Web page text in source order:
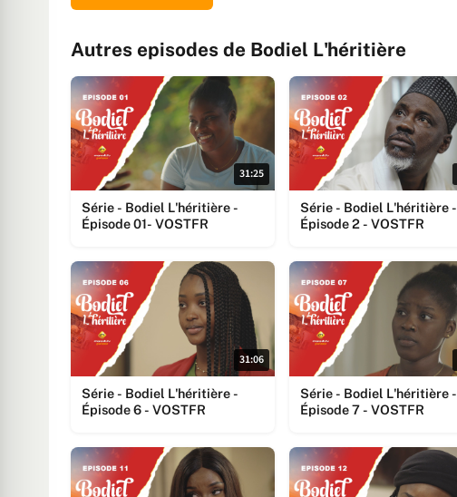
Autres episodes de Bodiel L'héritière
31:25
Série - Bodiel L'héritière -
Épisode 01- VOSTFR
Série - Bodiel L'héritière -
Épisode 2 - VOSTFR
31:06
Série - Bodiel L'héritière -
Épisode 6 - VOSTFR
Série - Bodiel L'héritière -
Épisode 7 - VOSTFR